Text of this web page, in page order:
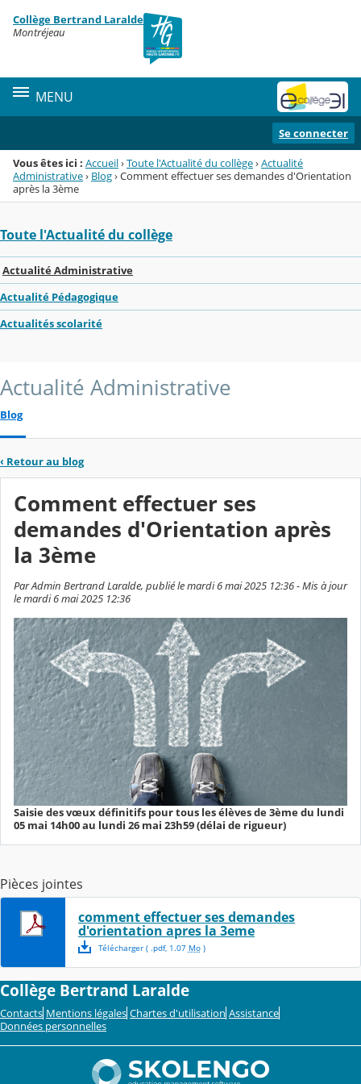
Menu de la rubrique
Contenu
Collège Bertrand Laralde
Montréjeau
MENU
Se connecter
Vous êtes ici : Accueil›Toute l'Actualité du collège›Actualité
Administrative› Blog›Comment effectuer ses demandes d'Orientation
après la 3ème
Toute l'Actualité du collège
Actualité Administrative
Actualité Pédagogique
Actualités scolarité
Actualité Administrative
Blog
‹ Retour au blog
Comment effectuer ses
demandes d'Orientation après
la 3ème
Par Admin Bertrand Laralde, publié le mardi 6 mai 2025 12:36 - Mis à jour
le mardi 6 mai 2025 12:36
Saisie des vœux définitifs pour tous les élèves de 3ème du lundi
05 mai 14h00 au lundi 26 mai 23h59 (délai de rigueur)
Pièces jointes
comment effectuer ses demandes
d'orientation apres la 3eme
Télécharger( .pdf, 1.07 Mo)
Collège Bertrand Laralde
Contacts Mentions légales Chartes d'utilisation Assistance
Données personnelles